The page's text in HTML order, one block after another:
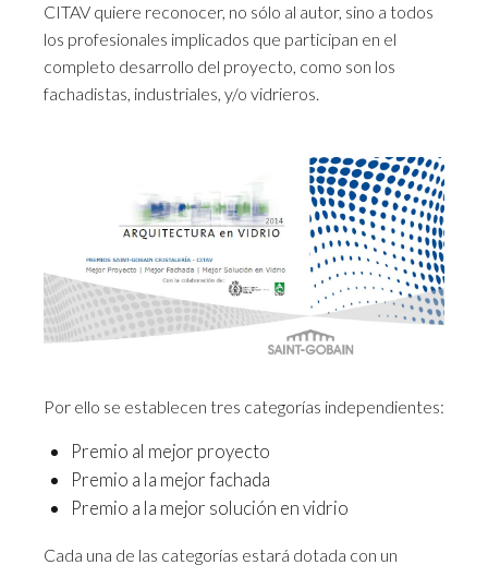
CITAV quiere reconocer, no sólo al autor, sino a todos
los profesionales implicados que participan en el
completo desarrollo del proyecto, como son los
fachadistas, industriales, y/o vidrieros.
Por ello se establecen tres categorías independientes:
Premio al mejor proyecto
Premio a la mejor fachada
Premio a la mejor solución en vidrio
Cada una de las categorías estará dotada con un